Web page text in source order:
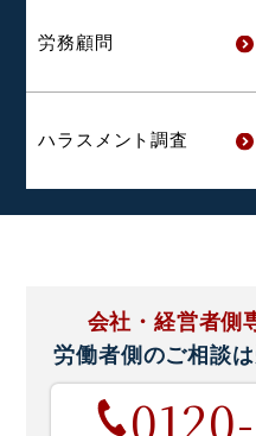
労務顧問
ハラスメント調査
会社・経営者側
労働者側のご相談は